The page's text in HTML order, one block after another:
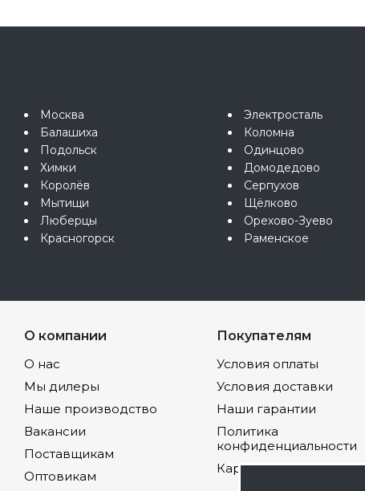
Москва
Балашиха
Подольск
Химки
Королёв
Мытищи
Люберцы
Красногорск
Электросталь
Коломна
Одинцово
Домодедово
Серпухов
Щёлково
Орехово-Зуево
Раменское
О компании
О нас
Мы дилеры
Наше производство
Вакансии
Поставщикам
Оптовикам
Покупателям
Условия оплаты
Условия доставки
Наши гарантии
Политика
конфиденциальности
Карта сайта